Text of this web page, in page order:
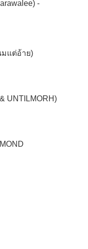
-
แต่อ้าย)
UNTILMORH)